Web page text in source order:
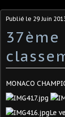
Publié le 29 Juin
MONACO
Le